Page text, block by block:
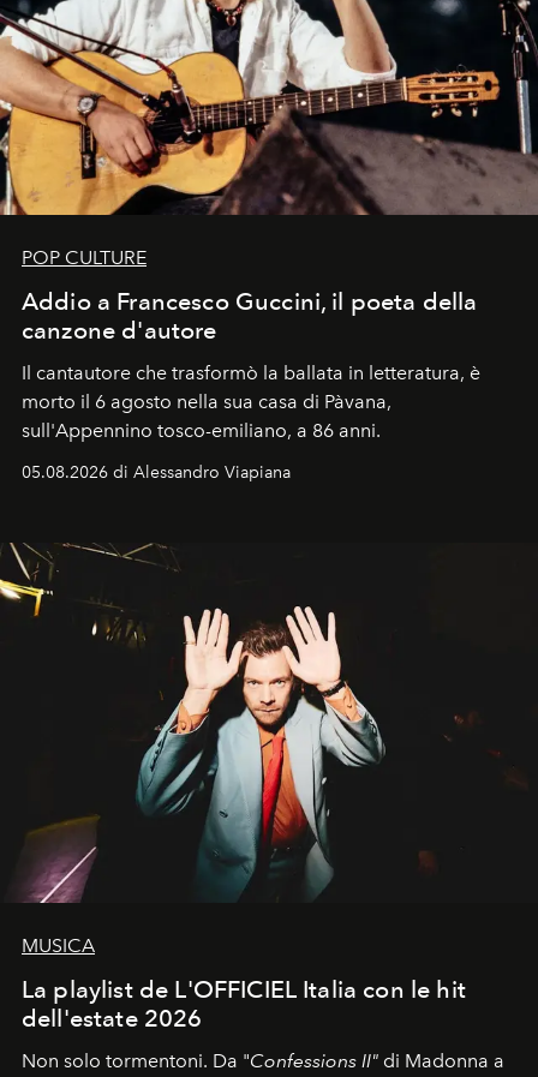
POP CULTURE
Addio a Francesco Guccini, il poeta della
canzone d'autore
Il cantautore che trasformò la ballata in letteratura, è
morto il 6 agosto nella sua casa di Pàvana,
sull'Appennino tosco-emiliano, a 86 anni.
05.08.2026 di Alessandro Viapiana
MUSICA
La playlist de L'OFFICIEL Italia con le hit
dell'estate 2026
Non solo tormentoni. Da "Confessions II" di Madonna a